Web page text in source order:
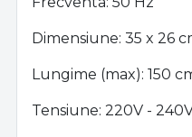
Dimensiune: 35 x 26
Lungime (max): 150
Tensiune: 220V -